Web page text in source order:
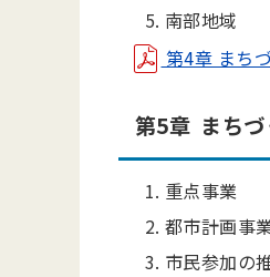
南部地域
第4章 まち
第5章 まち
重点事業
都市計画事
市民参加の